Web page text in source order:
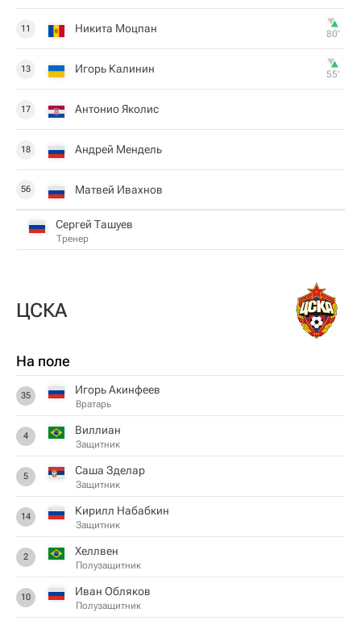
11 Никита Моцпан 80‎’‎
13 Игорь Калинин 55‎’‎
17 Антонио Яколис
18 Андрей Мендель
56 Матвей Ивахнов
Сергей Ташуев
Тренер
ЦСКА
На поле
35 Игорь Акинфеев
Вратарь
4 Виллиан
Защитник
5 Саша Зделар
Защитник
14 Кирилл Набабкин
Защитник
2 Хеллвен
Полузащитник
10 Иван Обляков
Полузащитник